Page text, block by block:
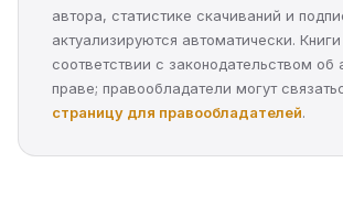
автора, статистике скачиваний и
актуализируются автоматически.
соответствии с законодательством об
праве; правообладатели могут
страницу для правообладателей.